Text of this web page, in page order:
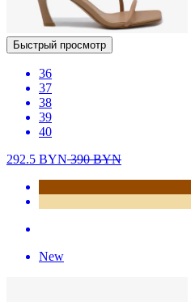
Быстрый просмотр
36
37
38
39
40
292.5 BYN390BYN
New